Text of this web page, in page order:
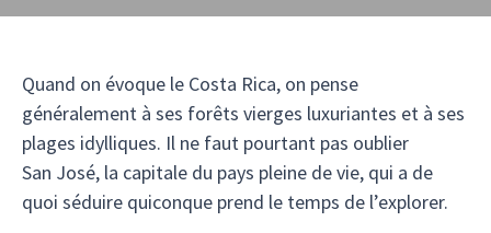
Quand on évoque le Costa Rica, on pense
généralement à ses forêts vierges luxuriantes et à ses
plages idylliques. Il ne faut pourtant pas oublier
San José, la capitale du pays pleine de vie, qui a de
quoi séduire quiconque prend le temps de l’explorer.